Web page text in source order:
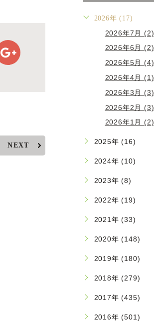
NEXT
2026年 (17)
2026年7月 (2)
2026年6月 (2)
2026年5月 (4)
2026年4月 (1)
2026年3月 (3)
2026年2月 (3)
2026年1月 (2)
2025年 (16)
2024年 (10)
2023年 (8)
2022年 (19)
2021年 (33)
2020年 (148)
2019年 (180)
2018年 (279)
2017年 (435)
2016年 (501)